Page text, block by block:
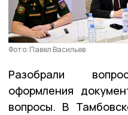
Фото: Павел Васильев
Разобрали
оформления
вопросы. В